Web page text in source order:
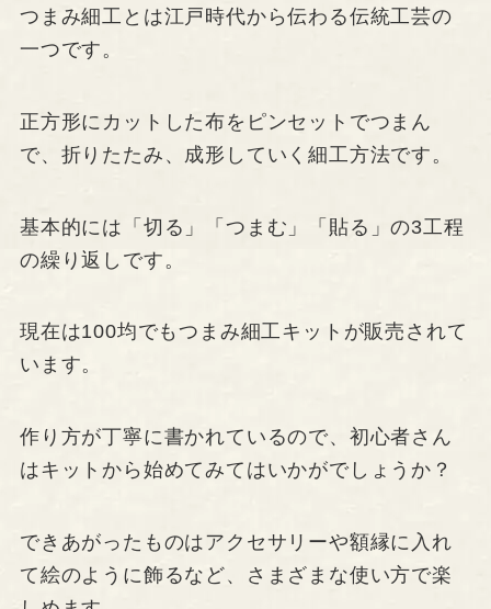
つまみ細工とは江戸時代から伝わる伝統工芸の
一つです。
正方形にカットした布をピンセットでつまん
で、折りたたみ、成形していく細工方法です。
基本的には「切る」「つまむ」「貼る」の3工程
の繰り返しです。
現在は100均でもつまみ細工キットが販売されて
います。
作り方が丁寧に書かれているので、初心者さん
はキットから始めてみてはいかがでしょうか？
できあがったものはアクセサリーや額縁に入れ
て絵のように飾るなど、さまざまな使い方で楽